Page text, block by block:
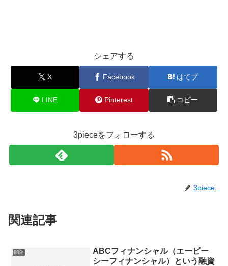
シェアする
X Facebook はてブ
LINE Pinterest コピー
3pieceをフォローする
3piece
関連記事
闇金
ABCフィナンシャル（エービー
シーフィナンシャル）という融資